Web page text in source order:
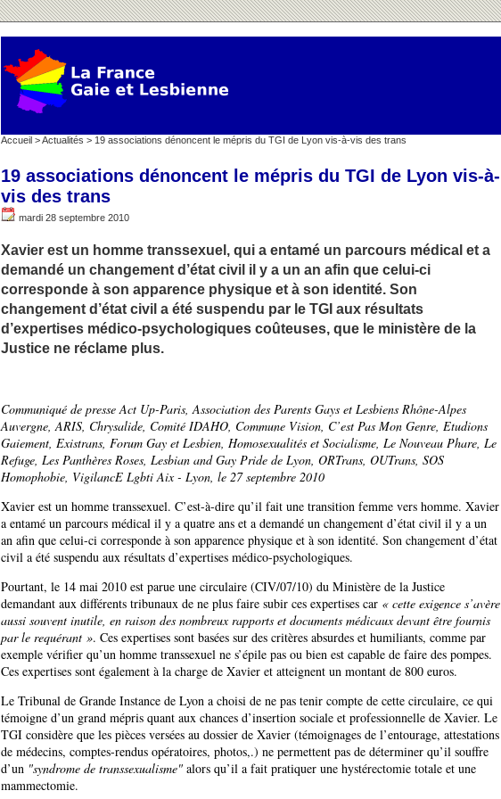
Accueil >Actualités > 19 associations dénoncent le mépris du TGI de Lyon vis-à-vis des trans
19 associations dénoncent le mépris du TGI de Lyon vis-à-
vis des trans
mardi 28 septembre 2010
Xavier est un homme transsexuel, qui a entamé un parcours médical et a
demandé un changement d’état civil il y a un an afin que celui-ci
corresponde à son apparence physique et à son identité. Son
changement d’état civil a été suspendu par le TGI aux résultats
d’expertises médico-psychologiques coûteuses, que le ministère de la
Justice ne réclame plus.
Communiqué de presse Act Up-Paris, Association des Parents Gays et Lesbiens Rhône-Alpes
Auvergne, ARIS, Chrysalide, Comité IDAHO, Commune Vision, C’est Pas Mon Genre, Etudions
Gaiement, Existrans, Forum Gay et Lesbien, Homosexualités et Socialisme, Le Nouveau Phare, Le
Refuge, Les Panthères Roses, Lesbian and Gay Pride de Lyon, ORTrans, OUTrans, SOS
Homophobie, VigilancE Lgbti Aix - Lyon, le 27 septembre 2010
Xavier est un homme transsexuel. C’est-à-dire qu’il fait une transition femme vers homme. Xavier
a entamé un parcours médical il y a quatre ans et a demandé un changement d’état civil il y a un
an afin que celui-ci corresponde à son apparence physique et à son identité. Son changement d’état
civil a été suspendu aux résultats d’expertises médico-psychologiques.
Pourtant, le 14 mai 2010 est parue une circulaire (CIV/07/10) du Ministère de la Justice
demandant aux différents tribunaux de ne plus faire subir ces expertises car « cette exigence s’avère
aussi souvent inutile, en raison des nombreux rapports et documents médicaux devant être fournis
par le requérant ». Ces expertises sont basées sur des critères absurdes et humiliants, comme par
exemple vérifier qu’un homme transsexuel ne s’épile pas ou bien est capable de faire des pompes.
Ces expertises sont également à la charge de Xavier et atteignent un montant de 800 euros.
Le Tribunal de Grande Instance de Lyon a choisi de ne pas tenir compte de cette circulaire, ce qui
témoigne d’un grand mépris quant aux chances d’insertion sociale et professionnelle de Xavier. Le
TGI considère que les pièces versées au dossier de Xavier (témoignages de l’entourage, attestations
de médecins, comptes-rendus opératoires, photos,.) ne permettent pas de déterminer qu’il souffre
d’un "syndrome de transsexualisme" alors qu’il a fait pratiquer une hystérectomie totale et une
mammectomie.